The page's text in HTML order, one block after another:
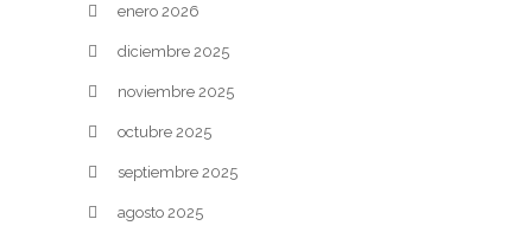
enero 2026
diciembre 2025
noviembre 2025
octubre 2025
septiembre 2025
agosto 2025